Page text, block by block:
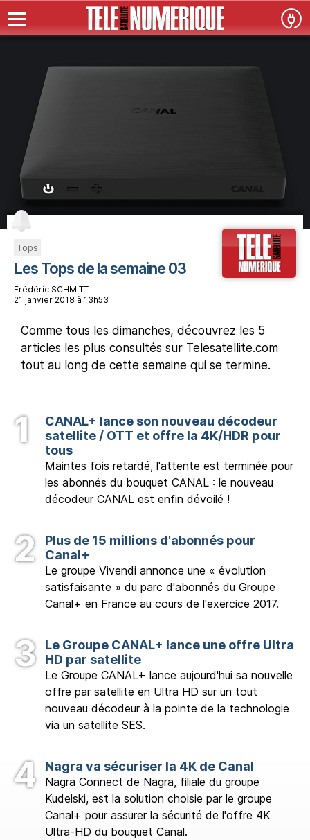
Tops
Les Tops de la semaine 03
Frédéric SCHMITT
21 janvier 2018 à 13h53
Comme tous les dimanches, découvrez les 5
articles les plus consultés sur Telesatellite.com
tout au long de cette semaine qui se termine.
CANAL+ lance son nouveau décodeur
satellite / OTT et offre la 4K/HDR pour
tous
Maintes fois retardé, l'attente est terminée pour
les abonnés du bouquet CANAL : le nouveau
décodeur CANAL est enfin dévoilé !
Plus de 15 millions d'abonnés pour
Canal+
Le groupe Vivendi annonce une « évolution
satisfaisante » du parc d'abonnés du Groupe
Canal+ en France au cours de l'exercice 2017.
Le Groupe CANAL+ lance une offre Ultra
HD par satellite
Le Groupe CANAL+ lance aujourd'hui sa nouvelle
offre par satellite en Ultra HD sur un tout
nouveau décodeur à la pointe de la technologie
via un satellite SES.
Nagra va sécuriser la 4K de Canal
Nagra Connect de Nagra, filiale du groupe
Kudelski, est la solution choisie par le groupe
Canal+ pour assurer la sécurité de l'offre 4K
Ultra-HD du bouquet Canal.